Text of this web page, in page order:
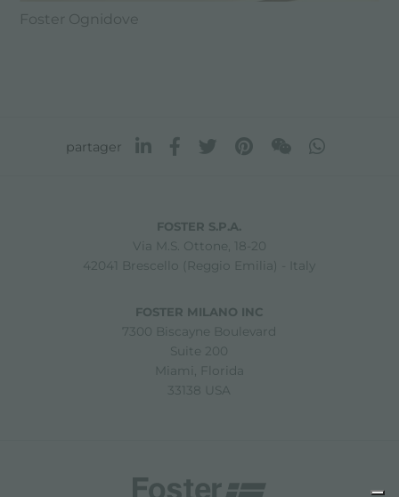
Foster Ognidove
partager
FOSTER S.P.A.
Via M.S. Ottone, 18-20
42041 Brescello (Reggio Emilia) - Italy
FOSTER MILANO INC
7300 Biscayne Boulevard
Suite 200
Miami, Florida
33138 USA